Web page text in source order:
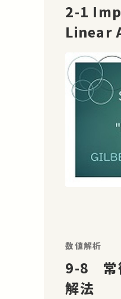
2-1
Linear
数値解析
9-8 常
解法